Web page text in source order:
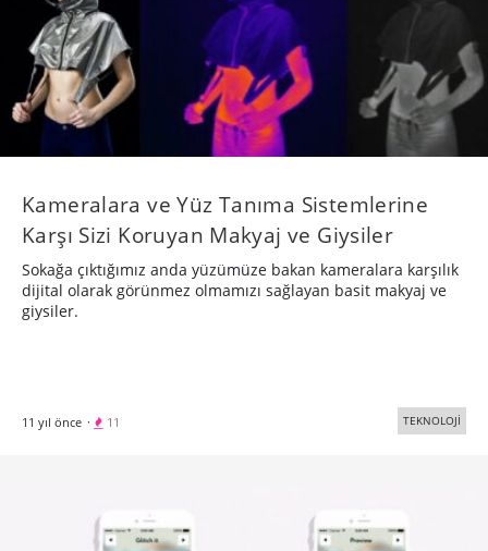
Kameralara ve Yüz Tanıma Sistemlerine
Karşı Sizi Koruyan Makyaj ve Giysiler
Sokağa çıktığımız anda yüzümüze bakan kameralara karşılık
dijital olarak görünmez olmamızı sağlayan basit makyaj ve
giysiler.
11 yıl önce · 11 TEKNOLOJİ